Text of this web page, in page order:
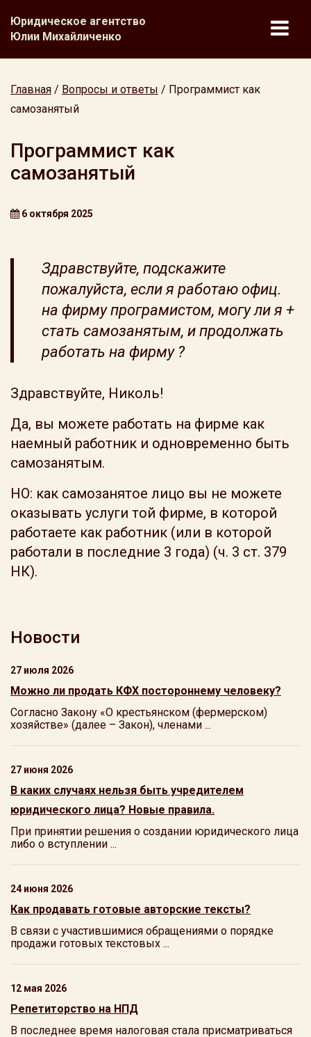
Юридическое агентство
Юлии Михайличенко
Главная / Вопросы и ответы / Программист как
самозанятый
Программист как
самозанятый
6 октября 2025
Здравствуйте, подскажите
пожалуйста, если я работаю офиц.
на фирму програмистом, могу ли я +
стать самозанятым, и продолжать
работать на фирму ?
Здравствуйте, Николь!
Да, вы можете работать на фирме как
наемный работник и одновременно быть
самозанятым.
НО: как самозанятое лицо вы не можете
оказывать услуги той фирме, в которой
работаете как работник (или в которой
работали в последние 3 года) (ч. 3 ст. 379
НК).
Новости
27 июля 2026
Можно ли продать КФХ постороннему человеку?
Согласно Закону «О крестьянском (фермерском)
хозяйстве» (далее – Закон), членами ...
27 июня 2026
В каких случаях нельзя быть учредителем
юридического лица? Новые правила.
При принятии решения о создании юридического лица
либо о вступлении ...
24 июня 2026
Как продавать готовые авторские тексты?
В связи с участившимися обращениями о порядке
продажи готовых текстовых ...
12 мая 2026
Репетиторство на НПД
В последнее время налоговая стала присматриваться